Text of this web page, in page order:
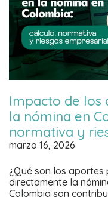
Impacto de los
la nómina en
normativa y
marzo 16, 2026
¿Qué son los
directamente la
Colombia son